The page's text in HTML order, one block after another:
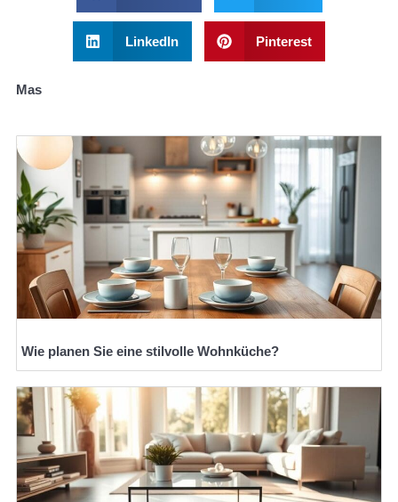
LinkedIn Pinterest
Mas
Wie planen Sie eine stilvolle Wohnküche?